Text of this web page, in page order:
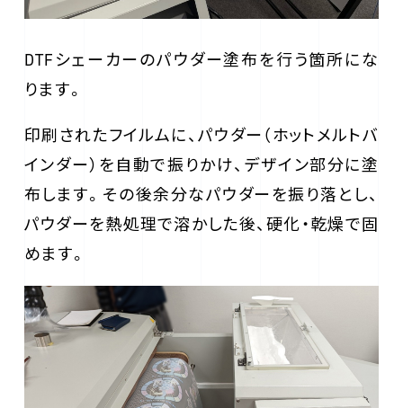
DTFシェーカーのパウダー塗布を行う箇所にな
ります。
印刷されたフイルムに、パウダー（ホットメルトバ
インダー）を自動で振りかけ、デザイン部分に塗
布します。その後余分なパウダーを振り落とし、
パウダーを熱処理で溶かした後、硬化・乾燥で固
めます。